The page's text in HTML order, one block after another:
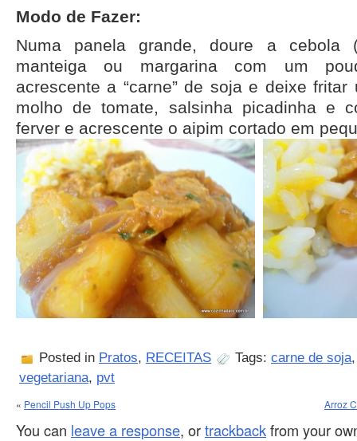
Modo de Fazer:
Numa panela grande, doure a cebola
manteiga ou margarina com um
acrescente a “carne” de soja e deixe
molho de tomate, salsinha picadinha e
ferver e acrescente o aipim cortado em
Posted in Pratos, RECEITAS Tags: carne de soja
vegetariana, pvt
« Pencil Push Up Pops Arroz
You can leave a response, ortrackbackfrom your